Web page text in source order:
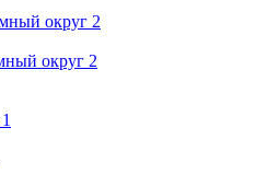
округ 2
округ 2
1